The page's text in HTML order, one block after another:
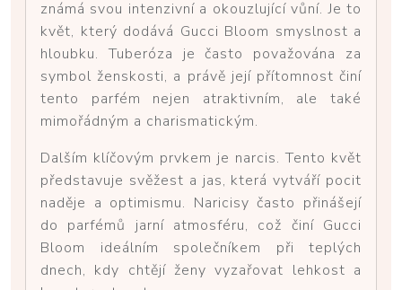
známá svou intenzivní a okouzlující vůní. Je to
květ, který dodává Gucci Bloom smyslnost a
hloubku. Tuberóza je často považována za
symbol ženskosti, a právě její přítomnost činí
tento parfém nejen atraktivním, ale také
mimořádným a charismatickým.
Dalším klíčovým prvkem je narcis. Tento květ
představuje svěžest a jas, která vytváří pocit
naděje a optimismu. Naricisy často přinášejí
do parfémů jarní atmosféru, což činí Gucci
Bloom ideálním společníkem při teplých
dnech, kdy chtějí ženy vyzařovat lehkost a